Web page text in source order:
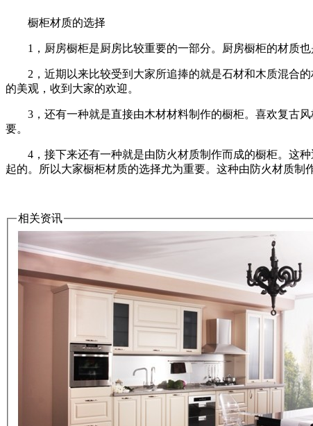
橱柜材质的选择
1，厨房橱柜是厨房比较重要的一部分。厨房橱柜的材质也
2，近期以来比较受到大家所追捧的就是石材和木质混合的
的美观，收到大家的欢迎。
3，还有一种就是直接由木材材料制作的橱柜。喜欢复古风
要。
4，接下来还有一种就是由防火材质制作而成的橱柜。这种
起的。所以大家橱柜材质的选择尤为重要。这种由防火材质制
相关资讯